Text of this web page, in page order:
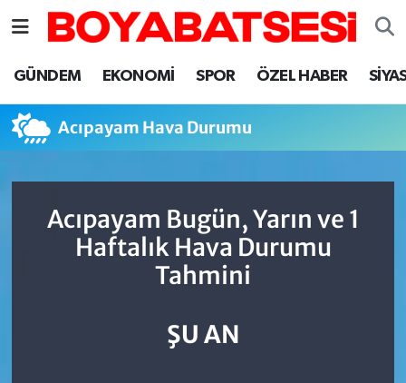
GÜNDEM EKONOMİ SPOR ÖZEL HABER
Acıpayam Hava Durumu
Acıpayam Bugün, Yarın ve 1
Haftalık Hava Durumu
Tahmini
ŞU AN
Sinop Nöbetçi Eczaneler
Sinop Trafik Yoğunluk Haritası
Süper Lig Puan Durumu ve Fikstür
Son Dakika Haberleri